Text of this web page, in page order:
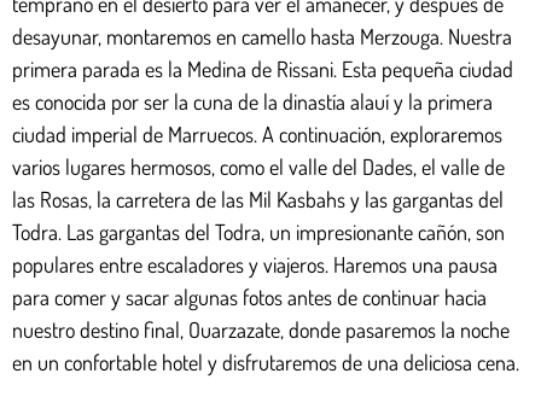
desayunar, montaremos en camello hasta Merzouga. Nuestra
primera parada es la Medina de Rissani. Esta pequeña ciudad
es conocida por ser la cuna de la dinastía alauí y la primera
ciudad imperial de Marruecos. A continuación, exploraremos
varios lugares hermosos, como el valle del Dades, el valle de
las Rosas, la carretera de las Mil Kasbahs y las gargantas del
Todra. Las gargantas del Todra, un impresionante cañón, son
populares entre escaladores y viajeros. Haremos una pausa
para comer y sacar algunas fotos antes de continuar hacia
nuestro destino final, Ouarzazate, donde pasaremos la noche
en un confortable hotel y disfrutaremos de una deliciosa cena.